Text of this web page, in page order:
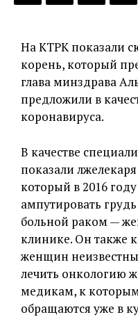
На КТРК показали
корень, который
глава минздрава
предложили в
коронавируса.
В качестве
показали
который в 2016
ампутировать
больной раком —
клинике. Он также
женщин
лечить онкологию
медикам, к
обращаются уже в